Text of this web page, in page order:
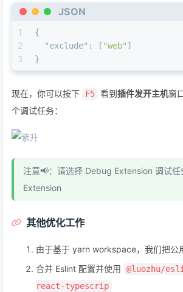
35
37
}
JSON
1
2
3
{
"exclude" : [ "web" ]
}
现在，你可以按下 F5 看到插件发开主机窗
个调试任务：
注意📢：请选择 Debug Extension 调试任
Extension
其他优化工作
由于基于 yarn workspace，我们把公
合并 Eslint 配置并使用
@luozhu/
react-typescrip